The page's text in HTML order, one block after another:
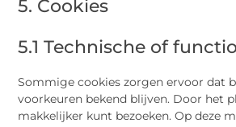
5. Cookies
5.1 Technische of
Sommige cookies zorgen ervoor dat
voorkeuren bekend blijven. Door het
makkelijker kunt bezoeken. Op deze